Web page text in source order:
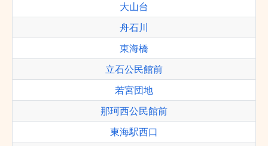
大山台
舟石川
東海橋
立石公民館前
若宮団地
那珂西公民館前
東海駅西口